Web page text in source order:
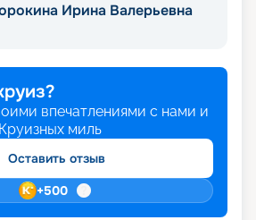
Ирина Валерьевна
впечатлениями с нами и
Круизных миль
Оставить отзыв
+500